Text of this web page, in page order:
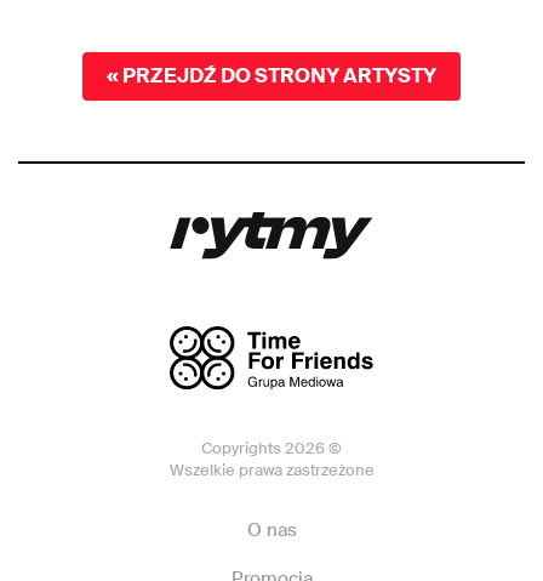
« PRZEJDŹ DO STRONY ARTYSTY
Copyrights 2026 ©
Wszelkie prawa zastrzeżone
O nas